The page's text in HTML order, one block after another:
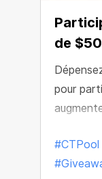
de
pour
#CTPool